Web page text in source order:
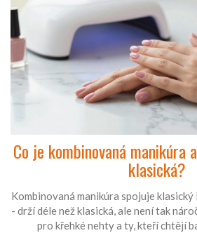
Co je kombinovaná manikúra
klasická?
Kombinovaná manikúra spojuje klasický
- drží déle než klasická, ale není tak
pro křehké nehty a ty, kteří chtějí